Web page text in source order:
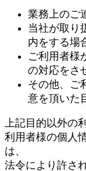
業務上のご
当社が取り
内をする場
ご利用者様
の対応をさ
その他、ご
意を頂いた
上記目的以外の
利用者様の個人
は、
法令により許さ